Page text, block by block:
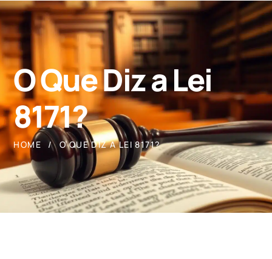
O Que Diz a Lei
8171?
HOME O QUE DIZ A LEI 8171?